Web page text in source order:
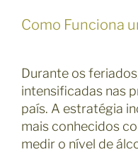
Como Funciona
Durante os
intensificadas nas
país. A estratégia
mais conhecidos
medir o nível de